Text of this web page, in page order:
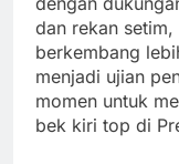
dan rekan
berkembang
menjadi ujian
momen untuk
bek kiri top di